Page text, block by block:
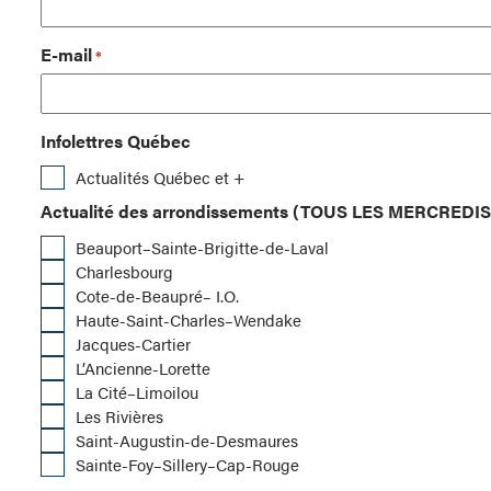
E-mail*
Infolettres Québec
Actualités Québec et +
Actualité des arrondissements (TOUS LES
Beauport–Sainte-Brigitte-de-Laval
Charlesbourg
Cote-de-Beaupré– I.O.
Haute-Saint-Charles–Wendake
Jacques-Cartier
L’Ancienne-Lorette
La Cité–Limoilou
Les Rivières
Saint-Augustin-de-Desmaures
Sainte-Foy–Sillery–Cap-Rouge